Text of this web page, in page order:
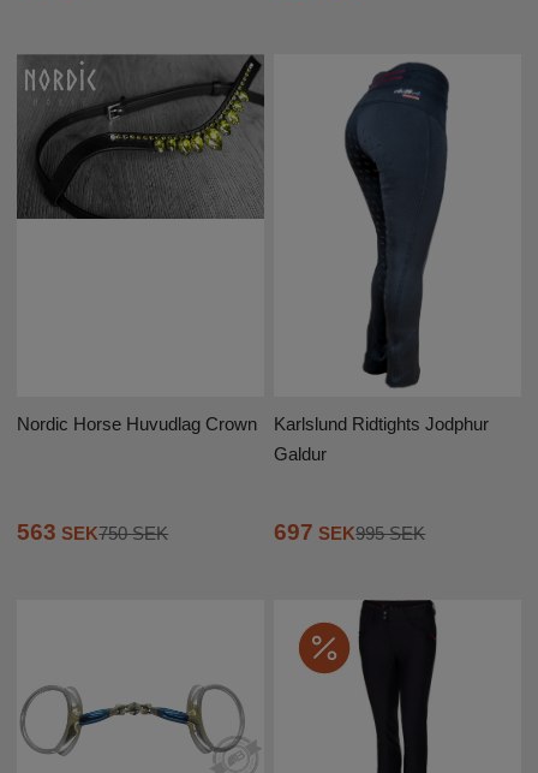
Nordic Horse Huvudlag Crown
563 SEK750 SEK
Karlslund Ridtights Jodphur
Galdur
697 SEK995 SEK